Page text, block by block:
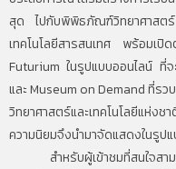
สุด ไปกับพิพิธภัณฑ์วิทยาศาส
เทคโนโลยีสารสนเทศ พร้อมเ
Futurium ในรูปแบบออนไลน์ ที่จ
และ Museum on Demand ที่ร
วิทยาศาสตร์และเทคโนโลยีแห่ง
ความนิยมจึงนำมาจัดแสดงในรูปแ
สำหรับผู้เข้าชมที่สนใจสามา